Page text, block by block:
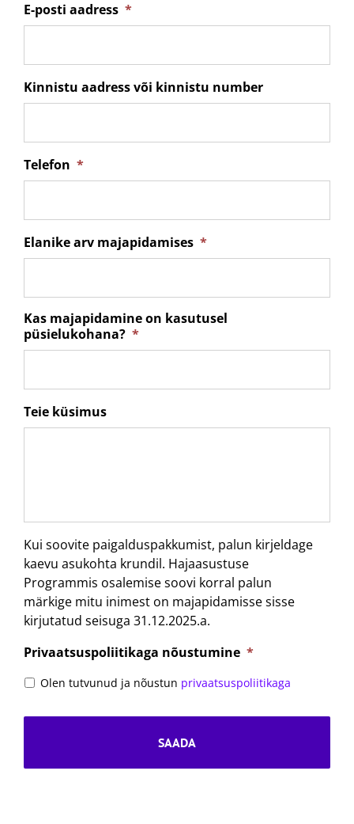
E-posti aadress *
Kinnistu aadress või kinnistu number
Telefon *
Elanike arv majapidamises *
Kas majapidamine on kasutusel
püsielukohana? *
Teie küsimus
Kui soovite paigalduspakkumist, palun kirjeldage
kaevu asukohta krundil. Hajaasustuse
Programmis osalemise soovi korral palun
märkige mitu inimest on majapidamisse sisse
kirjutatud seisuga 31.12.2025.a.
Privaatsuspoliitikaga nõustumine *
Olen tutvunud ja nõustun privaatsuspoliitikaga